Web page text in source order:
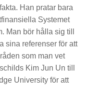
Han pratar bara
Systemet
Man bör hålla sig till
sina referenser för att
som man vet
Kim Jun Un till
University för att